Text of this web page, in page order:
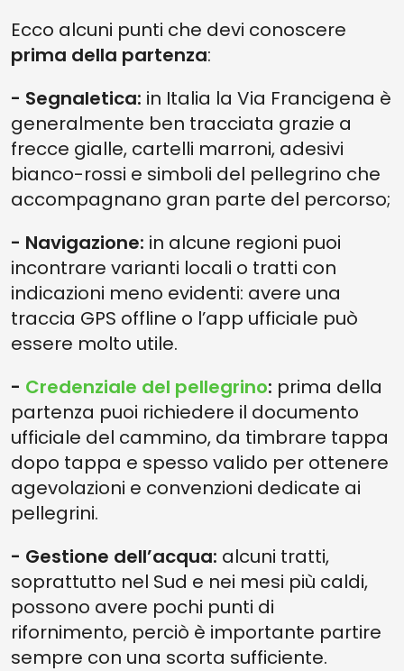
Ecco alcuni punti che devi conoscere
prima della partenza:
- Segnaletica: in Italia la Via Francigena è
generalmente ben tracciata grazie a
frecce gialle, cartelli marroni, adesivi
bianco-rossi e simboli del pellegrino che
accompagnano gran parte del percorso;
- Navigazione: in alcune regioni puoi
incontrare varianti locali o tratti con
indicazioni meno evidenti: avere una
traccia GPS offline o l’app ufficiale può
essere molto utile.
- Credenziale del pellegrino: prima della
partenza puoi richiedere il documento
ufficiale del cammino, da timbrare tappa
dopo tappa e spesso valido per ottenere
agevolazioni e convenzioni dedicate ai
pellegrini.
- Gestione dell’acqua: alcuni tratti,
soprattutto nel Sud e nei mesi più caldi,
possono avere pochi punti di
rifornimento, perciò è importante partire
sempre con una scorta sufficiente.